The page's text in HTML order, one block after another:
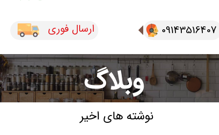
09143516407​​​​​​​ ارسال فوری
وبلاگ
نوشته های اخیر